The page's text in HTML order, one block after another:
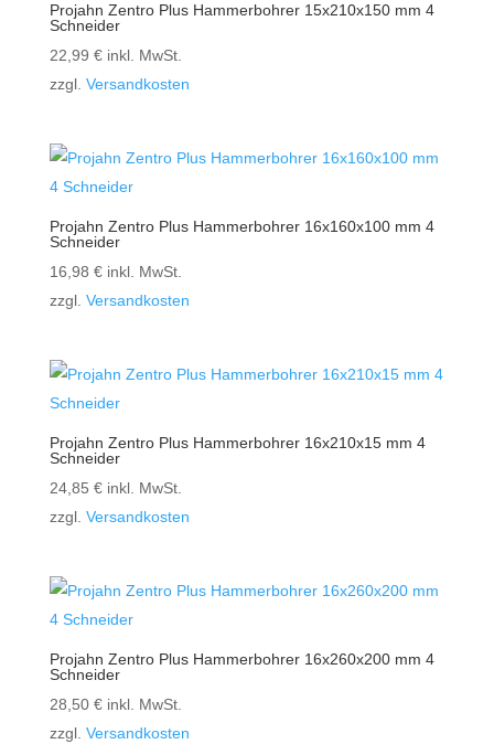
Projahn Zentro Plus Hammerbohrer 15x210x150 mm 4
Schneider
22,99 € inkl. MwSt.
zzgl. Versandkosten
Projahn Zentro Plus Hammerbohrer 16x160x100 mm 4
Schneider
16,98 € inkl. MwSt.
zzgl. Versandkosten
Projahn Zentro Plus Hammerbohrer 16x210x15 mm 4
Schneider
24,85 € inkl. MwSt.
zzgl. Versandkosten
Projahn Zentro Plus Hammerbohrer 16x260x200 mm 4
Schneider
28,50 € inkl. MwSt.
zzgl. Versandkosten